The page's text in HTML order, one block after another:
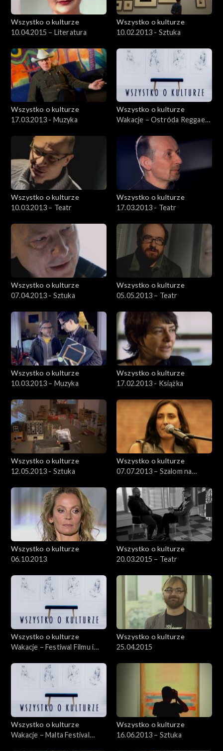
Wszystko o kulturze
10.04.2015 – Literatura
Wszystko o kulturze
10.02.2013 - Sztuka
Wszystko o kulturze
17.03.2013 - Muzyka
Wszystko o kulturze
Wakacje – Ostróda Reggae
Wszystko o kulturze
10.03.2013 – Teatr
Wszystko o kulturze
17.03.2013 - Teatr
Wszystko o kulturze
07.04.2013 - Sztuka
Wszystko o kulturze
05.05.2013 – Teatr
Wszystko o kulturze
10.03.2013 – Muzyka
Wszystko o kulturze
17.02.2013 - Książka
Wszystko o kulturze
12.05.2013 - Sztuka
Wszystko o kulturze
07.07.2013 – Szalom na
Wszystko o kulturze
06.10.2013
Wszystko o kulturze
20.03.2015 – Teatr
Wszystko o kulturze
Wakacje – Festiwal Filmu i
30.07.2012
Wszystko o kulturze
25.04.2015
Wszystko o kulturze
Wakacje – Malta Festival
Wszystko o kulturze
16.06.2013 – Sztuka